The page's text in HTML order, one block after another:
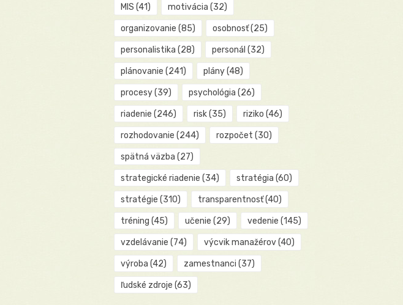
MIS (41) motivácia (32)
organizovanie (85) osobnosť(25)
personalistika (28) personál (32)
plánovanie (241) plány(48)
procesy(39) psychológia (26)
riadenie (246) risk(35) riziko (46)
rozhodovanie (244) rozpočet (30)
spätná väzba (27)
strategické riadenie (34) stratégia (60)
stratégie (310) transparentnosť(40)
tréning (45) učenie (29) vedenie (145)
vzdelávanie (74) výcvik manažérov(40)
výroba (42) zamestnanci (37)
ľudské zdroje (63)